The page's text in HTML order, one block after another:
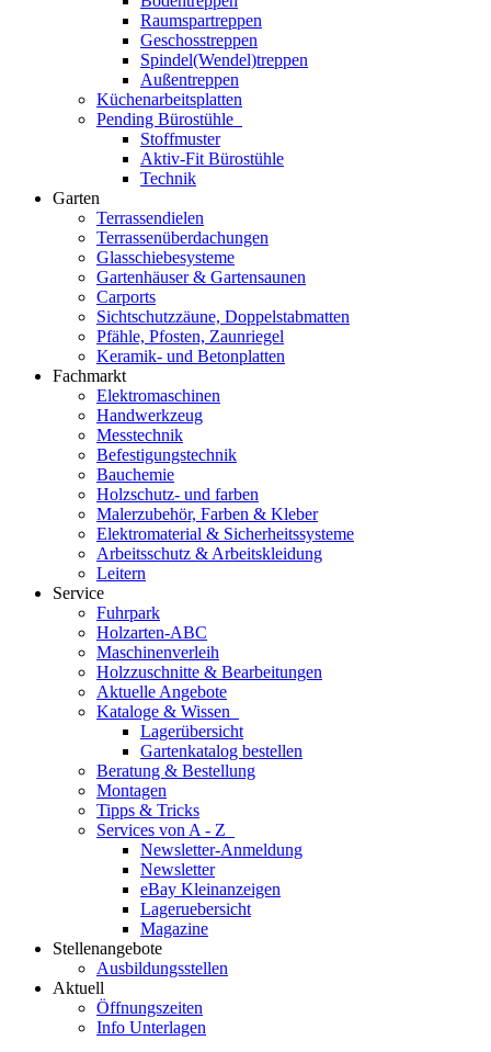
Raumspartreppen
Geschosstreppen
Spindel(Wendel)treppen
Außentreppen
Küchenarbeitsplatten
Pending Bürostühle
Stoffmuster
Aktiv-Fit Bürostühle
Technik
Garten
Terrassendielen
Terrassenüberdachungen
Glasschiebesysteme
Gartenhäuser & Gartensaunen
Carports
Sichtschutzzäune, Doppelstabmatten
Pfähle, Pfosten, Zaunriegel
Keramik- und Betonplatten
Fachmarkt
Elektromaschinen
Handwerkzeug
Messtechnik
Befestigungstechnik
Bauchemie
Holzschutz- und farben
Malerzubehör, Farben & Kleber
Elektromaterial & Sicherheitssysteme
Arbeitsschutz & Arbeitskleidung
Leitern
Service
Fuhrpark
Holzarten-ABC
Maschinenverleih
Holzzuschnitte & Bearbeitungen
Aktuelle Angebote
Kataloge & Wissen
Lagerübersicht
Gartenkatalog bestellen
Beratung & Bestellung
Montagen
Tipps & Tricks
Services von A - Z
Newsletter-Anmeldung
Newsletter
eBay Kleinanzeigen
Lageruebersicht
Magazine
Stellenangebote
Ausbildungsstellen
Aktuell
Öffnungszeiten
Info Unterlagen